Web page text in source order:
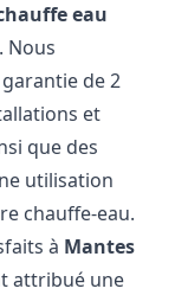
eau
. Nous
de 2
et
que des
utilisation
chauffe-eau.
à Mantes
attribué une